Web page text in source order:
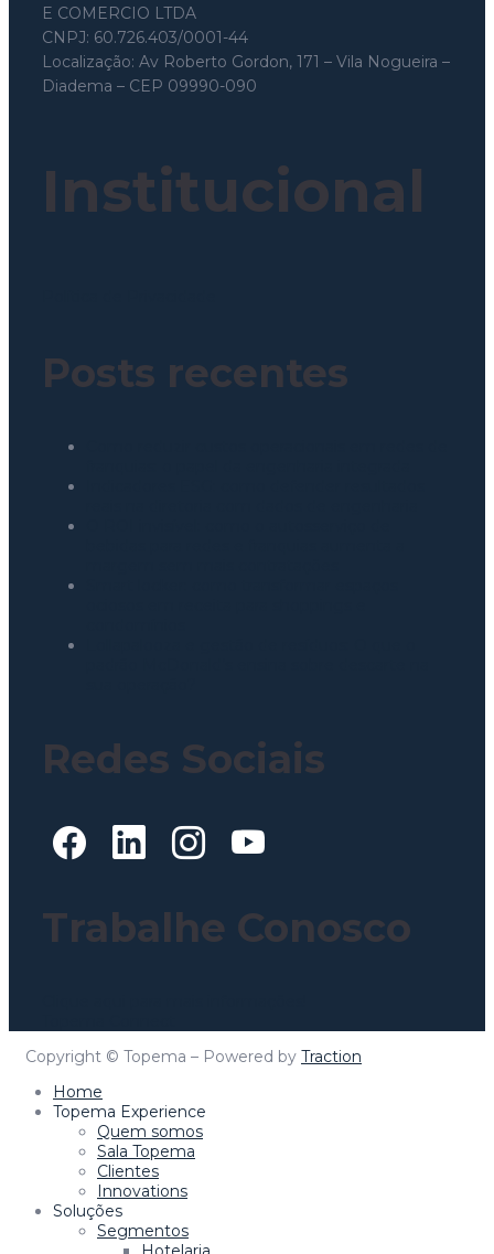
E COMERCIO LTDA
CNPJ: 60.726.403/0001-44
Localização: Av Roberto Gordon, 171 – Vila Nogueira –
Diadema – CEP 09990-090
Institucional
Posts recentes
Redes Sociais
Trabalhe Conosco
Copyright © Topema – Powered by Traction
Home
Topema Experience
Quem somos
Sala Topema
Clientes
Innovations
Soluções
Segmentos